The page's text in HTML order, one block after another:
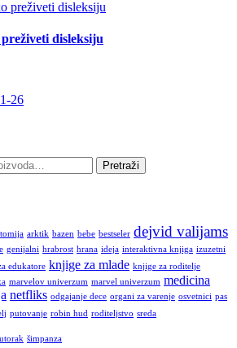
disleksiju
26
Pretraži
arktik bazen bebe bestseler dejvid valijams
genijalni hrabrost hrana ideja interaktivna knjiga izuzetni
edukatore knjige za mlade knjige za roditelje
marvelov univerzum marvel univerzum medicina
netfliks odgajanje dece organi za varenje osvetnici pas
putovanje robin hud roditeljstvo sreda
utorak šimpanza